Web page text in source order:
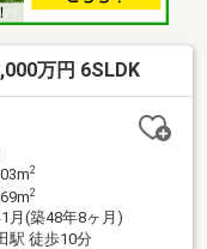
万円 6SLDK
2
2
月(築48年8ヶ月)
駅 徒歩10分